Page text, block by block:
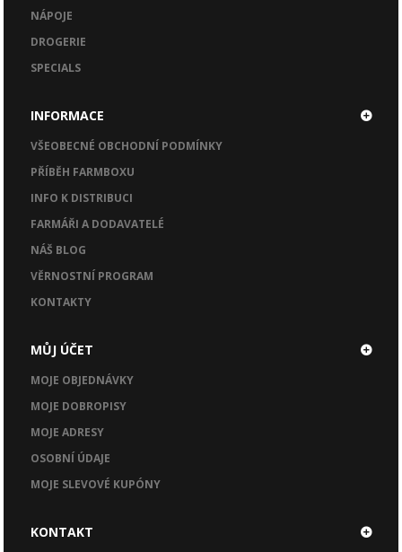
NÁPOJE
DROGERIE
SPECIALS
INFORMACE
VŠEOBECNÉ OBCHODNÍ PODMÍNKY
PŘÍBĚH FARMBOXU
INFO K DISTRIBUCI
FARMÁŘI A DODAVATELÉ
NÁŠ BLOG
VĚRNOSTNÍ PROGRAM
KONTAKTY
MŮJ ÚČET
MOJE OBJEDNÁVKY
MOJE DOBROPISY
MOJE ADRESY
OSOBNÍ ÚDAJE
MOJE SLEVOVÉ KUPÓNY
KONTAKT